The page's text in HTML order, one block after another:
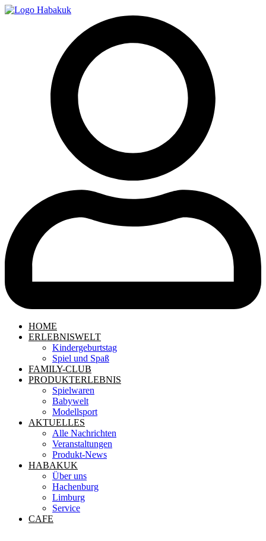
HOME
ERLEBNISWELT
Kindergeburtstag
Spiel und Spaß
FAMILY-CLUB
PRODUKTERLEBNIS
Spielwaren
Babywelt
Modellsport
AKTUELLES
Alle Nachrichten
Veranstaltungen
Produkt-News
HABAKUK
Über uns
Hachenburg
Limburg
Service
CAFE